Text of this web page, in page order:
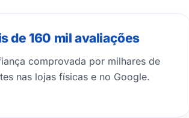
de 160 mil avaliações
comprovada por milhares de
nas lojas físicas e no Google.